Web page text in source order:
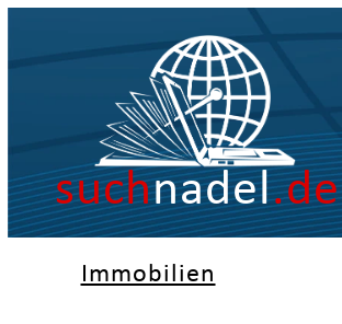
suchnadel.de
Immobilien